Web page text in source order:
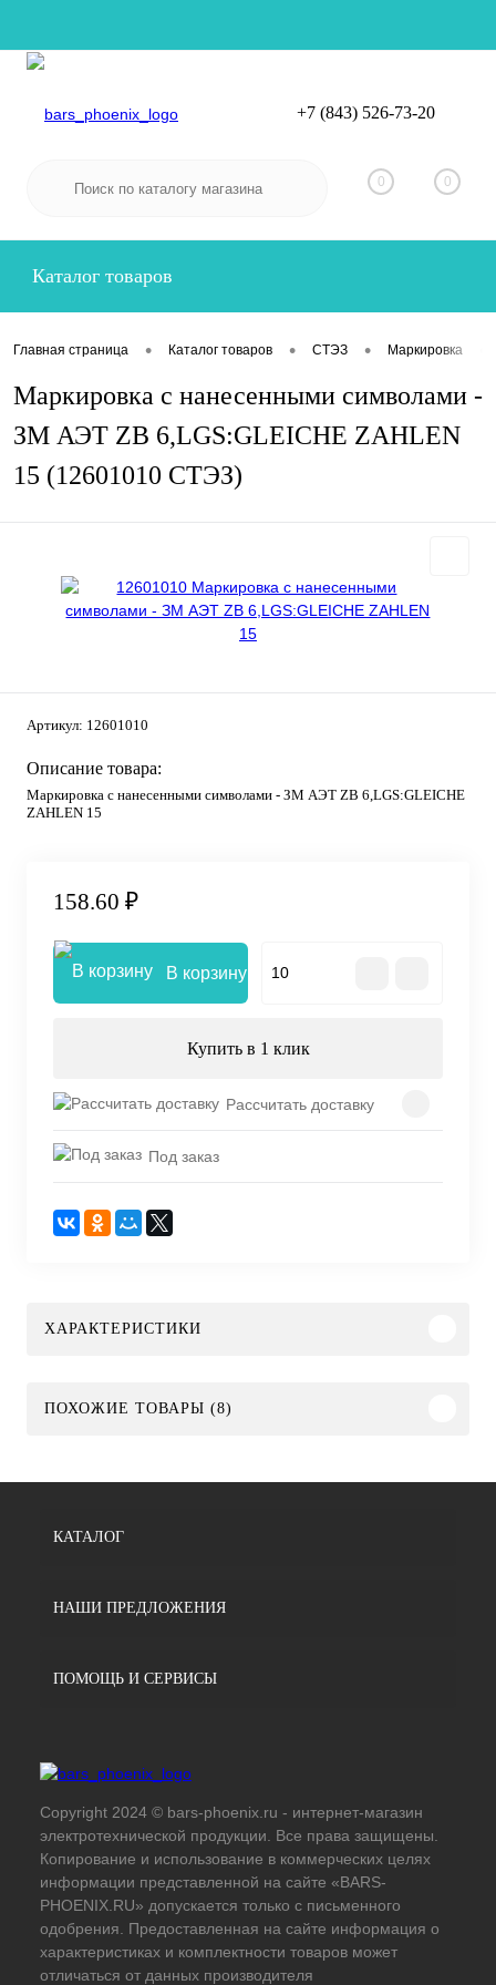
Вход
+7 (843) 526-73-20
0 0
Каталог товаров
Главная страница • Каталог товаров • СТЭЗ • Маркировка
Маркировка с нанесенными символами -
ЗМ АЭТ ZB 6,LGS:GLEICHE ZAHLEN
15 (12601010 СТЭЗ)
Артикул: 12601010
Описание товара:
Маркировка с нанесенными символами - ЗМ АЭТ ZB 6,LGS:GLEICHE
ZAHLEN 15
158.60 ₽
В корзину
Купить в 1 клик
Рассчитать доставку
Под заказ
ХАРАКТЕРИСТИКИ
ПОХОЖИЕ ТОВАРЫ (8)
КАТАЛОГ
НАШИ ПРЕДЛОЖЕНИЯ
ПОМОЩЬ И СЕРВИСЫ
Copyright 2024 © bars-phoenix.ru - интернет-магазин
электротехнической продукции. Все права защищены.
Копирование и использование в коммерческих целях
информации представленной на сайте «BARS-
PHOENIX.RU» допускается только с письменного
одобрения. Предоставленная на сайте информация о
характеристиках и комплектности товаров может
отличаться от данных производителя